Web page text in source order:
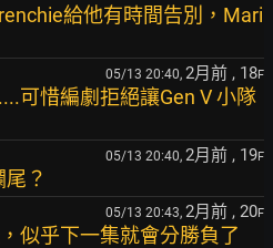
給他有時間告別，Mari
05/13 20:40, 2月前 , 18F
可惜編劇拒絕讓Gen V 小隊
05/13 20:40, 2月前 , 19F
？
05/13 20:43, 2月前 , 20F
似乎下一集就會分勝負了